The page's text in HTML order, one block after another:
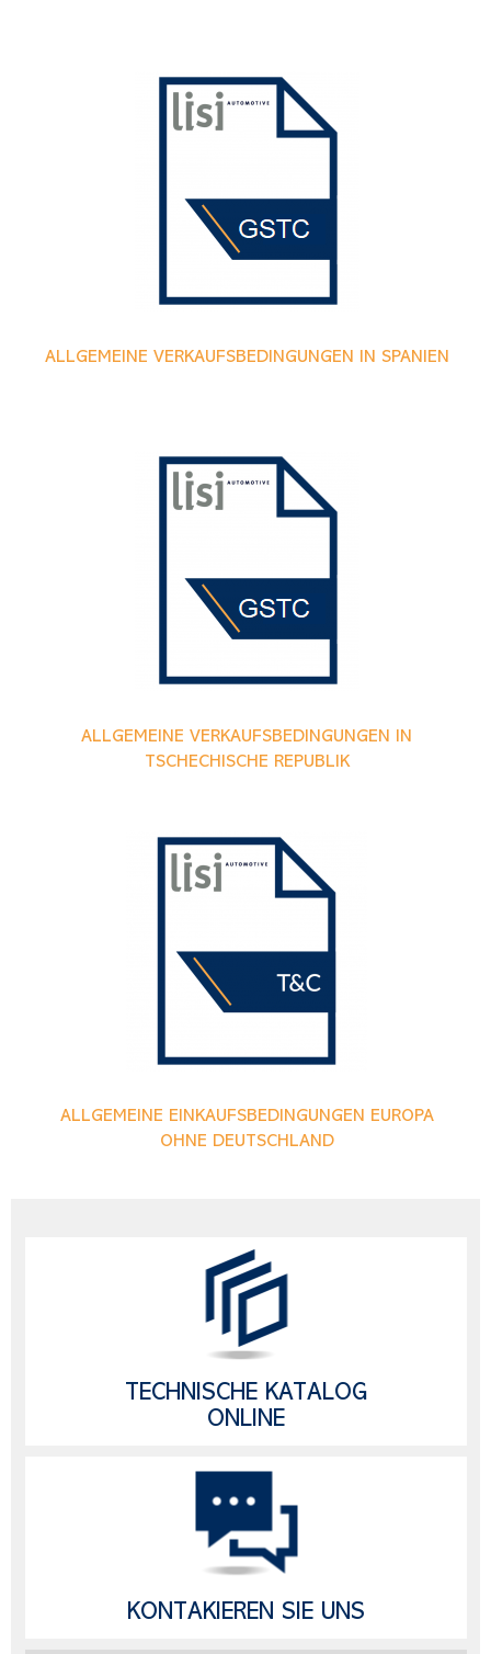
ALLGEMEINE VERKAUFSBEDINGUNGEN IN SPANIEN
ALLGEMEINE VERKAUFSBEDINGUNGEN IN
TSCHECHISCHE REPUBLIK
ALLGEMEINE EINKAUFSBEDINGUNGEN EUROPA
OHNE DEUTSCHLAND
TECHNISCHE KATALOG
ONLINE
KONTAKIEREN SIE UNS